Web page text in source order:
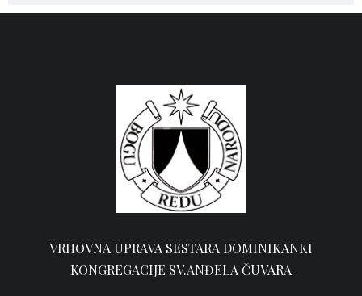
VRHOVNA UPRAVA SESTARA DOMINIKANKI
KONGREGACIJE SV.ANĐELA ČUVARA